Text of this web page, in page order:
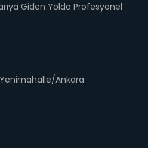
Giden Yolda Profesyonel
Ankara